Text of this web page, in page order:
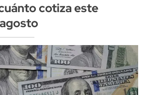
cotiza este